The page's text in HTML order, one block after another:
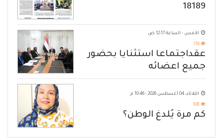
18189
الأمس - الساعة 12:17 ص
116
عقداجتماعا استثنايا بحضور
جميع اعضائه
الثلاثاء, 04 أغسطس 2026 - 10:46 م
108
كم مرة يُلدغ الوطن؟